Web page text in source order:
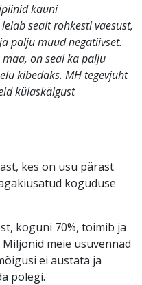
kauni
sealt rohkesti vaesust,
palju muud negatiivset.
on seal ka palju
kibedaks. MH tegevjuht
külaskäigust
kes on usu pärast
koguduse
koguni 70%, toimib ja
meie usuvennad
ei austata ja
polegi.